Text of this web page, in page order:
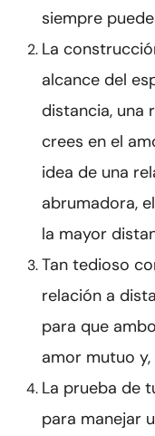
siempre
La
alcance del
distancia, una
crees en el
idea de una
abrumadora,
la mayor
Tan tedioso
relación a
para que
amor mutuo
La prueba de
para manejar